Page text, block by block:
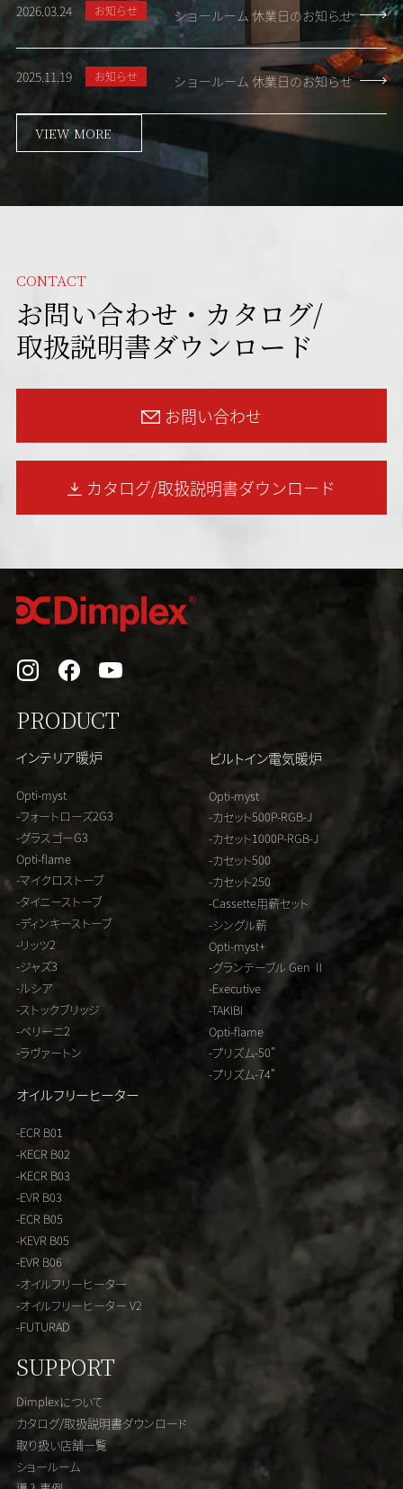
2026.03.24 お知らせ ショールーム 休業日のお知らせ
2025.11.19 お知らせ ショールーム 休業日のお知らせ
VIEW MORE
CONTACT
お問い合わせ・カタログ/
取扱説明書ダウンロード
お問い合わせ
カタログ/取扱説明書ダウンロード
PRODUCT
インテリア暖炉
Opti-myst
-フォートローズ2G3
-グラスゴーG3
Opti-flame
-マイクロストーブ
-タイニーストーブ
-ディンキーストーブ
-リッツ2
-ジャズ3
-ルシア
-ストックブリッジ
-ベリーニ2
-ラヴァートン
オイルフリーヒーター
-ECR B01
-KECR B02
-KECR B03
-EVR B03
-ECR B05
-KEVR B05
-EVR B06
-オイルフリーヒーター
-オイルフリーヒーター V2
-FUTURAD
ビルトイン電気暖炉
Opti-myst
-カセット500P-RGB-J
-カセット1000P-RGB-J
-カセット500
-カセット250
-Cassette用薪セット
-シングル薪
Opti-myst+
-グランテーブル Gen Ⅱ
-Executive
-TAKIBI
Opti-flame
-プリズム-50"
-プリズム-74"
SUPPORT
Dimplexについて
カタログ/取扱説明書ダウンロード
取り扱い店舗一覧
ショールーム